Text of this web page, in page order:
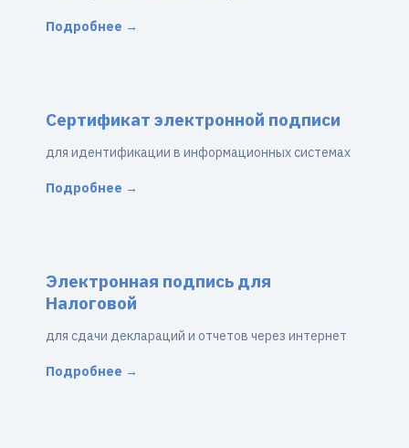
Подробнее →
Сертификат электронной подписи
для идентификации в информационных системах
Подробнее →
Электронная подпись для
Налоговой
для сдачи деклараций и отчетов через интернет
Подробнее →